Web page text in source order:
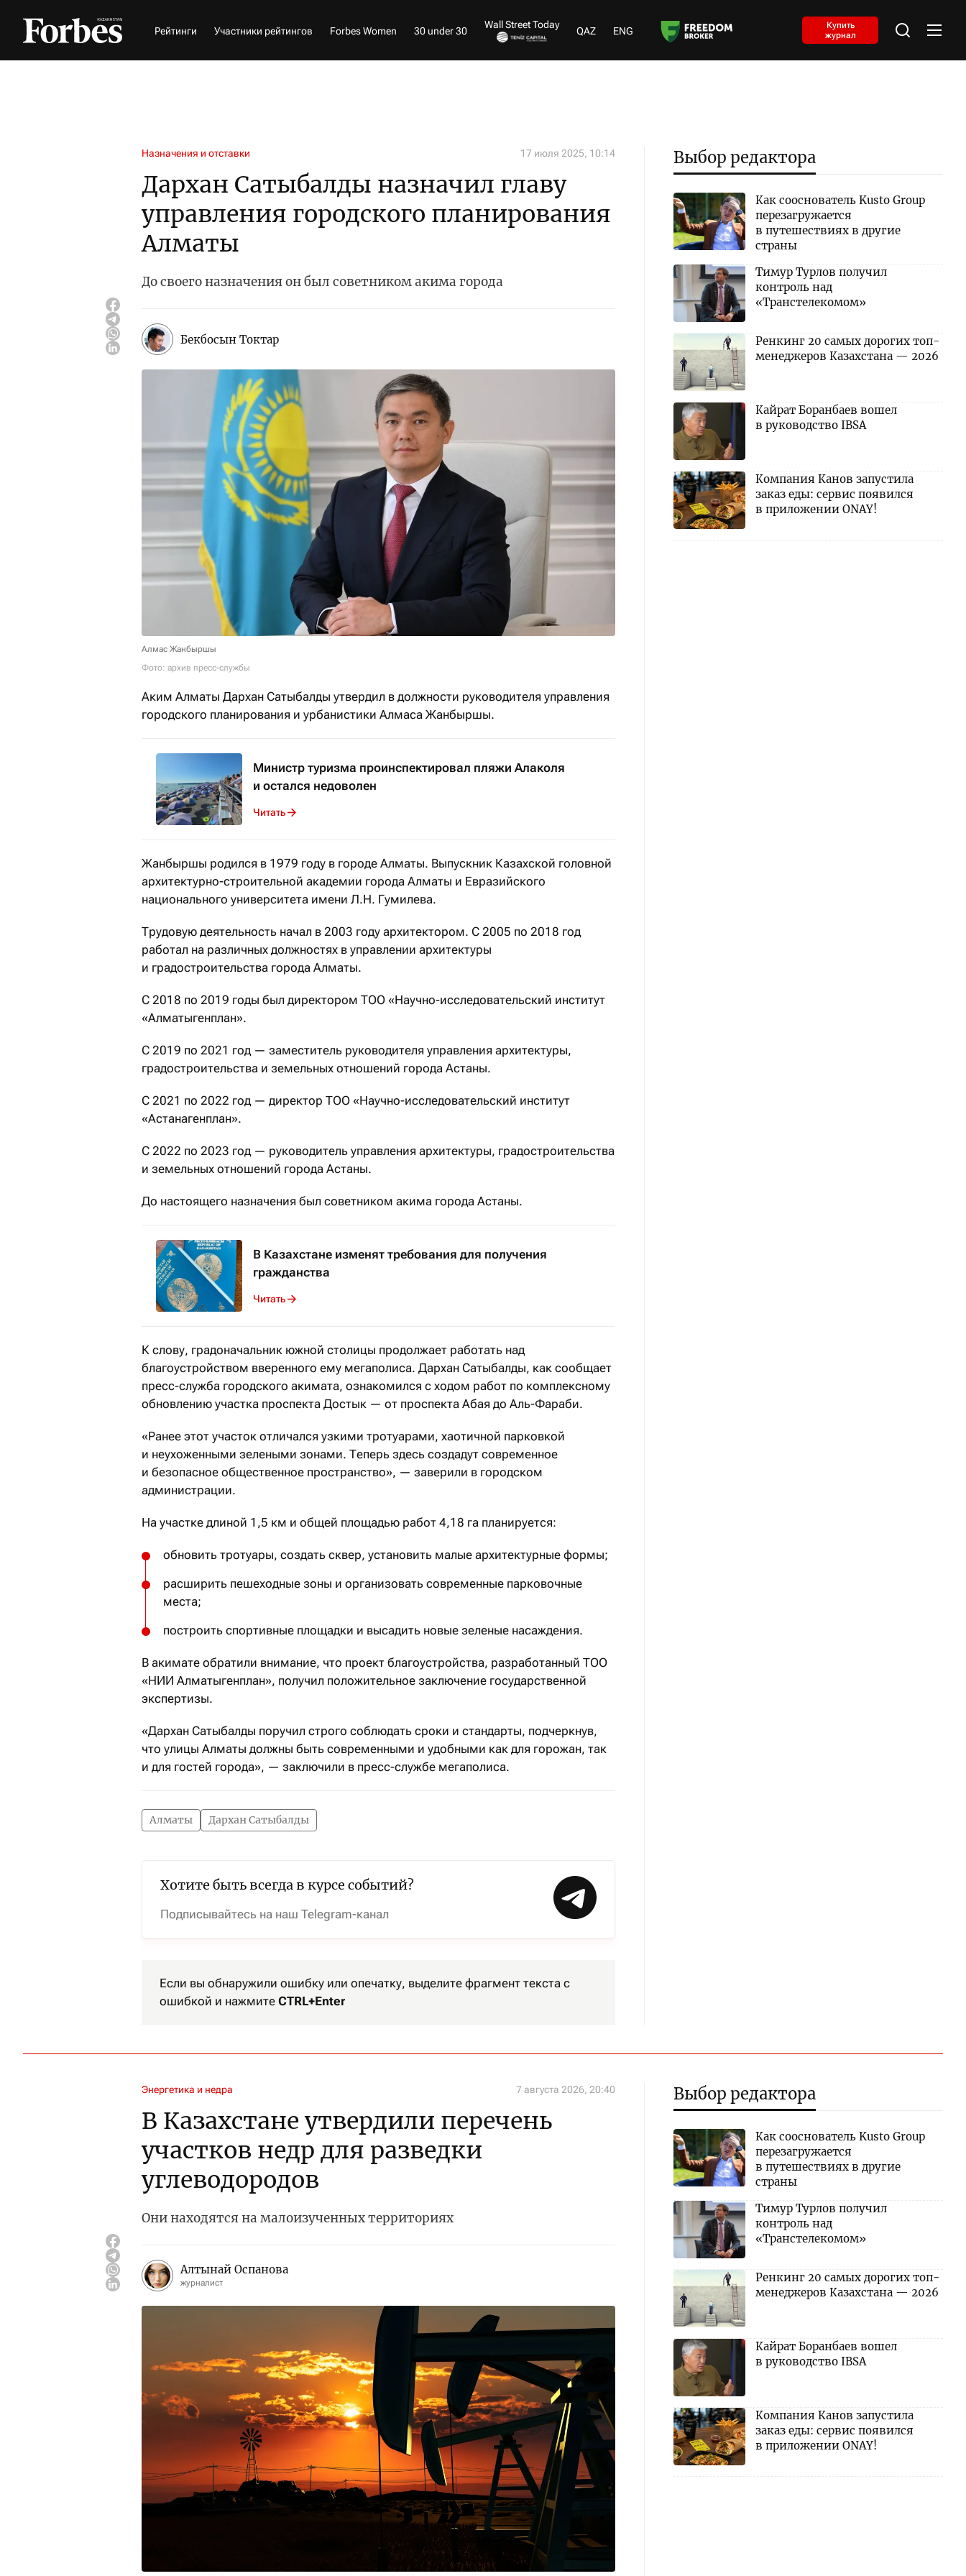
Рейтинги Участники рейтингов Forbes Women 30 under 30
Wall Street Today
QAZ ENG
Купить
журнал
Назначения и отставки 17 июля 2025, 10:14
Дархан Сатыбалды назначил главу
управления городского планирования
Алматы
До своего назначения он был советником акима города
Бекбосын Токтар
Алмас Жанбыршы
Фото: архив пресс-службы
Аким Алматы Дархан Сатыбалды утвердил в должности руководителя управления
городского планирования и урбанистики Алмаса Жанбыршы.
Министр туризма проинспектировал пляжи Алаколя
и остался недоволен
Читать
Жанбыршы родился в 1979 году в городе Алматы. Выпускник Казахской головной
архитектурно-строительной академии города Алматы и Евразийского
национального университета имени Л.Н. Гумилева.
Трудовую деятельность начал в 2003 году архитектором. С 2005 по 2018 год
работал на различных должностях в управлении архитектуры
и градостроительства города Алматы.
С 2018 по 2019 годы был директором ТОО «Научно-исследовательский институт
«Алматыгенплан».
С 2019 по 2021 год — заместитель руководителя управления архитектуры,
градостроительства и земельных отношений города Астаны.
С 2021 по 2022 год — директор ТОО «Научно-исследовательский институт
«Астанагенплан».
С 2022 по 2023 год — руководитель управления архитектуры, градостроительства
и земельных отношений города Астаны.
До настоящего назначения был советником акима города Астаны.
В Казахстане изменят требования для получения
гражданства
Читать
К слову, градоначальник южной столицы продолжает работать над
благоустройством вверенного ему мегаполиса. Дархан Сатыбалды, как сообщает
пресс-служба городского акимата, ознакомился с ходом работ по комплексному
обновлению участка проспекта Достык — от проспекта Абая до Аль-Фараби.
«Ранее этот участок отличался узкими тротуарами, хаотичной парковкой
и неухоженными зелеными зонами. Теперь здесь создадут современное
и безопасное общественное пространство», — заверили в городском
администрации.
На участке длиной 1,5 км и общей площадью работ 4,18 га планируется:
обновить тротуары, создать сквер, установить малые архитектурные формы;
расширить пешеходные зоны и организовать современные парковочные
места;
построить спортивные площадки и высадить новые зеленые насаждения.
В акимате обратили внимание, что проект благоустройства, разработанный ТОО
«НИИ Алматыгенплан», получил положительное заключение государственной
экспертизы.
«Дархан Сатыбалды поручил строго соблюдать сроки и стандарты, подчеркнув,
что улицы Алматы должны быть современными и удобными как для горожан, так
и для гостей города», — заключили в пресс-службе мегаполиса.
Алматы Дархан Сатыбалды
Хотите быть всегда в курсе событий?
Подписывайтесь на наш Telegram-канал
Если вы обнаружили ошибку или опечатку, выделите фрагмент текста с
ошибкой и нажмите CTRL+Enter
Выбор редактора
Как сооснователь Kusto Group
перезагружается
в путешествиях в другие
страны
Тимур Турлов получил
контроль над
«Транстелекомом»
Ренкинг 20 самых дорогих топ-
менеджеров Казахстана — 2026
Кайрат Боранбаев вошел
в руководство IBSA
Компания Канов запустила
заказ еды: сервис появился
в приложении ONAY!
Энергетика и недра 7 августа 2026, 20:40
В Казахстане утвердили перечень
участков недр для разведки
углеводородов
Они находятся на малоизученных территориях
Алтынай Оспанова
журналист
Выбор редактора
Как сооснователь Kusto Group
перезагружается
в путешествиях в другие
страны
Тимур Турлов получил
контроль над
«Транстелекомом»
Ренкинг 20 самых дорогих топ-
менеджеров Казахстана — 2026
Кайрат Боранбаев вошел
в руководство IBSA
Компания Канов запустила
заказ еды: сервис появился
в приложении ONAY!